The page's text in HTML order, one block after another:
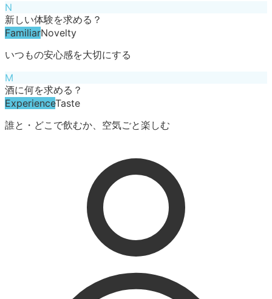
N
新しい体験を求める？
FamiliarNovelty
いつもの安心感を大切にする
M
酒に何を求める？
ExperienceTaste
誰と・どこで飲むか、空気ごと楽しむ